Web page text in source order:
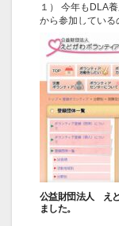
１） 今年もDLA
から参加してい
必要性があるの
度のDLA研修に
踏まえ、今年も
な...
2026-06-02
イベント
公益財団法人 え
ました。